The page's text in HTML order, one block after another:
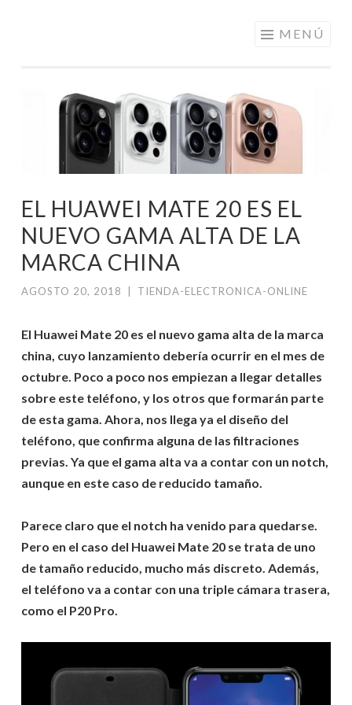
PRECIOS DE
ANDORRA
MENÚ
EL HUAWEI MATE 20 ES EL
NUEVO GAMA ALTA DE LA
MARCA CHINA
AGOSTO 20, 2018 TIENDA-ELECTRONICA-ONLINE
El Huawei Mate 20 es el nuevo gama alta de la marca
china, cuyo lanzamiento debería ocurrir en el mes de
octubre. Poco a poco nos empiezan a llegar detalles
sobre este teléfono, y los otros que formarán parte
de esta gama. Ahora, nos llega ya el diseño del
teléfono, que confirma alguna de las filtraciones
previas. Ya que el gama alta va a contar con un notch,
aunque en este caso de reducido tamaño.
Parece claro que el notch ha venido para quedarse.
Pero en el caso del Huawei Mate 20 se trata de uno
de tamaño reducido, mucho más discreto. Además,
el teléfono va a contar con una triple cámara trasera,
como el P20 Pro.